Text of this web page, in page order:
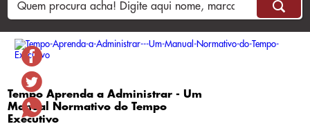
Tempo Aprenda a Administrar - Um
Manual Normativo do Tempo
Executivo